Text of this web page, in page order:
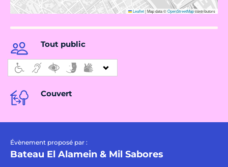
Leaflet|Map data ©OpenStreetMapcontributors
Tout public
Couvert
Évènement proposé par :
Bateau El Alamein & Mil Sabores